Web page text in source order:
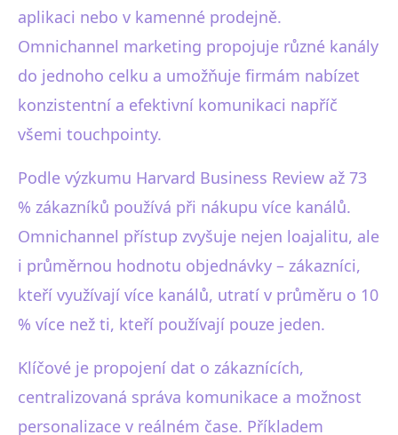
aplikaci nebo v kamenné prodejně.
Omnichannel marketing propojuje různé kanály
do jednoho celku a umožňuje firmám nabízet
konzistentní a efektivní komunikaci napříč
všemi touchpointy.
Podle výzkumu Harvard Business Review až 73
% zákazníků používá při nákupu více kanálů.
Omnichannel přístup zvyšuje nejen loajalitu, ale
i průměrnou hodnotu objednávky – zákazníci,
kteří využívají více kanálů, utratí v průměru o 10
% více než ti, kteří používají pouze jeden.
Klíčové je propojení dat o zákaznících,
centralizovaná správa komunikace a možnost
personalizace v reálném čase. Příkladem